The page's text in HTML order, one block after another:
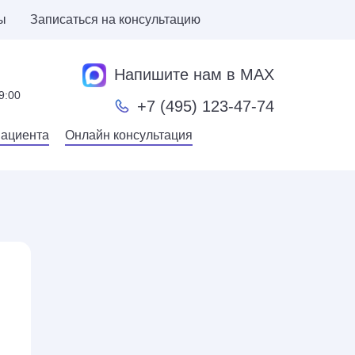
Записаться на консультацию
Напишите нам в MAX
+7 (495) 123-47-74
Онлайн консультация